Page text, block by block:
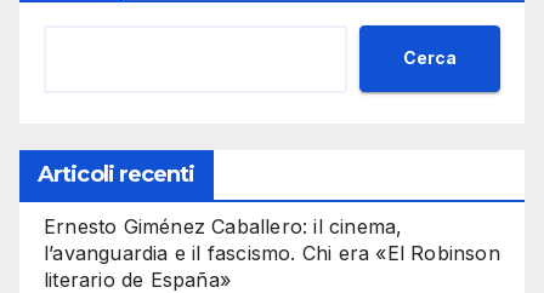
Cerca
Articoli recenti
Ernesto Giménez Caballero: il cinema,
l’avanguardia e il fascismo. Chi era «El Robinson
literario de España»